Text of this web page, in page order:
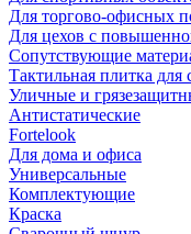
Для торгово-офисных
Для цехов с
Сопутствующие
Тактильная плитка для
Уличные и
Антистатические
Fortelook
Для дома и офиса
Универсальные
Комплектующие
Краска